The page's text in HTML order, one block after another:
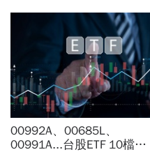
萬7不敢買「可憐哪」
00992A、00685L、
00991A...台股ETF 10檔打